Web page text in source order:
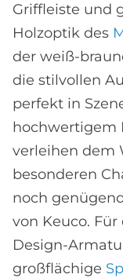
Griffleiste und
Holzoptik des
der weiß-
die stilvollen
perfekt in
hochwertigem
verleihen dem
besonderen
noch
von Keuco.
Design-
großflächige